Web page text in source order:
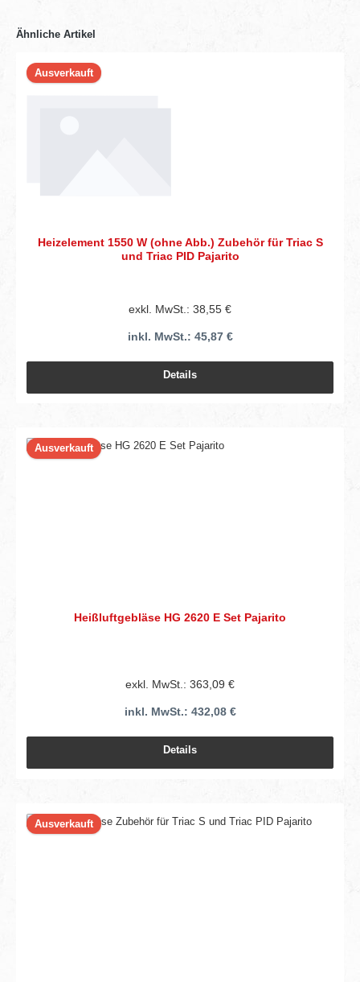
Ähnliche Artikel
Ausverkauft
Heizelement 1550 W (ohne Abb.) Zubehör für Triac S
und Triac PID Pajarito
exkl. MwSt.: 38,55 €
inkl. MwSt.: 45,87 €
Details
Ausverkauft
Heißluftgebläse HG 2620 E Set Pajarito
exkl. MwSt.: 363,09 €
inkl. MwSt.: 432,08 €
Details
Ausverkauft